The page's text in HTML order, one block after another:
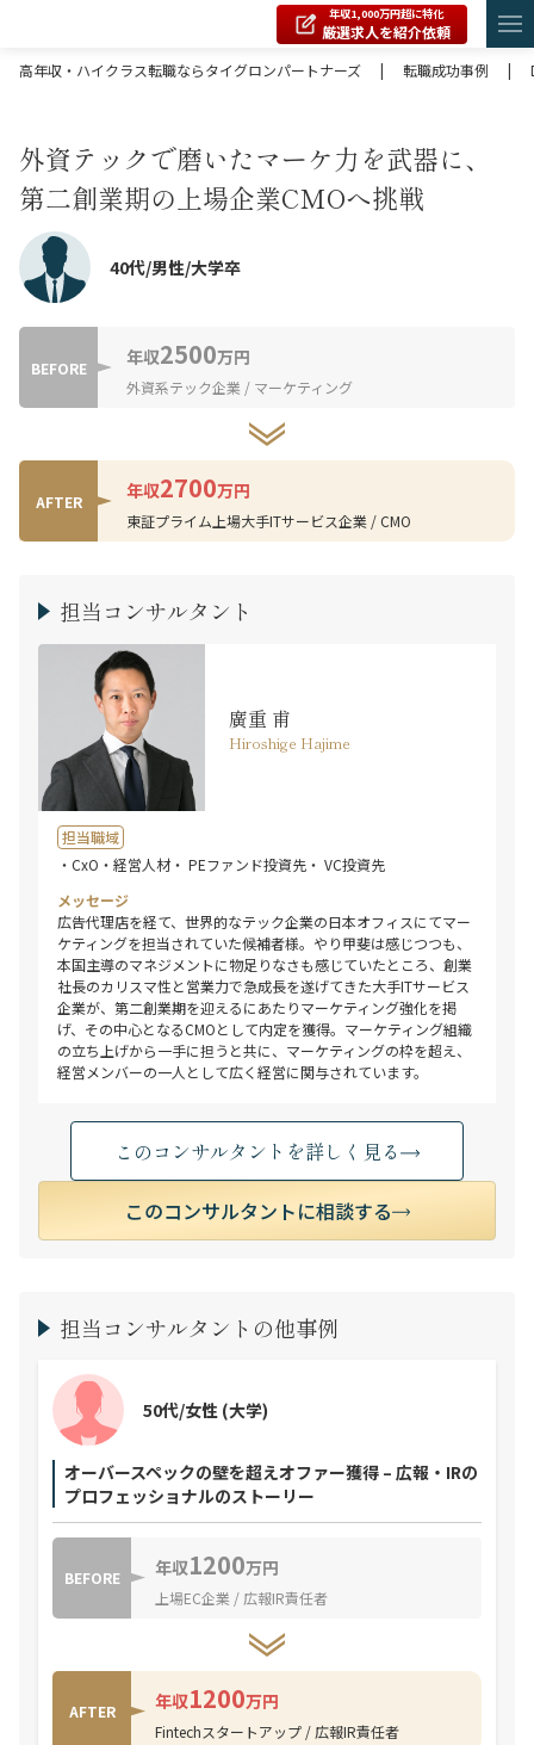
年収1,000万円超に特化
厳選求人を紹介依頼
高年収・ハイクラス転職ならタイグロンパートナーズ
| 転職成功事例 |
外資テックで磨いたマーケ力を武器に、
第二創業期の上場企業CMOへ挑戦
40代/男性/大学卒
BEFORE 年収2500万円
外資系テック企業 / マーケティング
AFTER 年収2700万円
東証プライム上場大手ITサービス企業 / CMO
担当コンサルタント
廣重 甫
Hiroshige Hajime
担当職域
・CxO・経営人材・ PEファンド投資先 ・ VC投資先
メッセージ
広告代理店を経て、世界的なテック企業の日本オフィスにてマー
ケティングを担当されていた候補者様。やり甲斐は感じつつも、
本国主導のマネジメントに物足りなさも感じていたところ、創業
社長のカリスマ性と営業力で急成長を遂げてきた大手ITサービス
企業が、第二創業期を迎えるにあたりマーケティング強化を掲
げ、その中心となるCMOとして内定を獲得。マーケティング組織
の立ち上げから一手に担うと共に、マーケティングの枠を超え、
経営メンバーの一人として広く経営に関与されています。
このコンサルタントを詳しく見る
このコンサルタントに相談する
担当コンサルタントの他事例
オーバースペックの壁を超えオファー獲得 – 広報・IRの
プロフェッショナルのストーリー
50代/女性 (大学)
BEFORE 年収1200万円
上場EC企業 / 広報IR責任者
AFTER 年収1200万円
Fintechスタートアップ / 広報IR責任者